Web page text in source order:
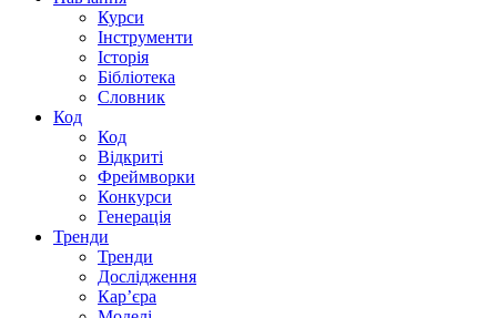
Курси
Інструменти
Історія
Бібліотека
Словник
Код
Код
Відкриті
Фреймворки
Конкурси
Генерація
Тренди
Тренди
Дослідження
Кар’єра